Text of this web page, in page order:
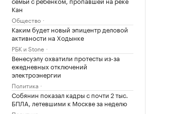
Кан
Общество
Каким будет новый эпицентр деловой
активности на Ходынке
РБК и Stone
Венесуэлу охватили протесты из-за
ежедневных отключений
электроэнергии
Политика
Собянин показал кадры с почти 2 тыс.
БПЛА, летевшими к Москве за неделю